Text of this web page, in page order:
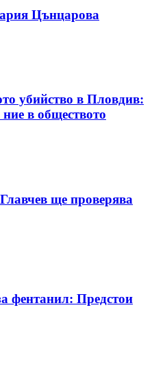
Цънцарова
убийство в Пловдив:
в обществото
ще проверява
фентанил: Предстои